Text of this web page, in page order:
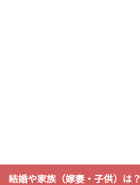
結婚や家族（嫁妻・子供）は？